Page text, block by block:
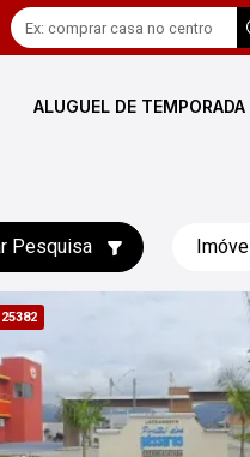
ALUGUEL DE TEMPORADA
Pesquisa
25382